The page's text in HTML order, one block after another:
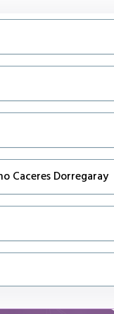
Caceres Dorregaray